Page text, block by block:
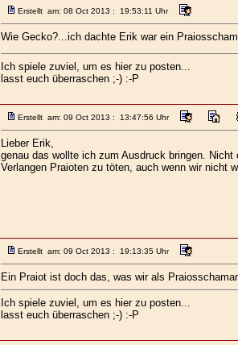
Erstellt am: 08 Oct 2013 : 19:53:11 Uhr
Wie Gecko?...ich dachte Erik war ein
Ich spiele zuviel, um es hier zu posten...
lasst euch überraschen ;-) :-P
Erstellt am: 09 Oct 2013 : 13:47:56 Uhr
Lieber Erik,
genau das wollte ich zum Ausdruck bringen.
Verlangen Praioten zu töten, auch wenn wir nicht
Erstellt am: 09 Oct 2013 : 19:13:35 Uhr
Ein Praiot ist doch das, was wir als
Ich spiele zuviel, um es hier zu posten...
lasst euch überraschen ;-) :-P